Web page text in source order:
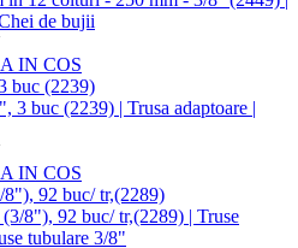
IN COS
buc (2239)
IN COS
92 buc/ tr,(2289)